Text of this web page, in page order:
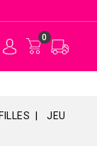
0
JEU